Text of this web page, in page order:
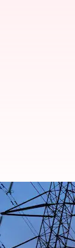
உங்கள்
எழுதியவர்